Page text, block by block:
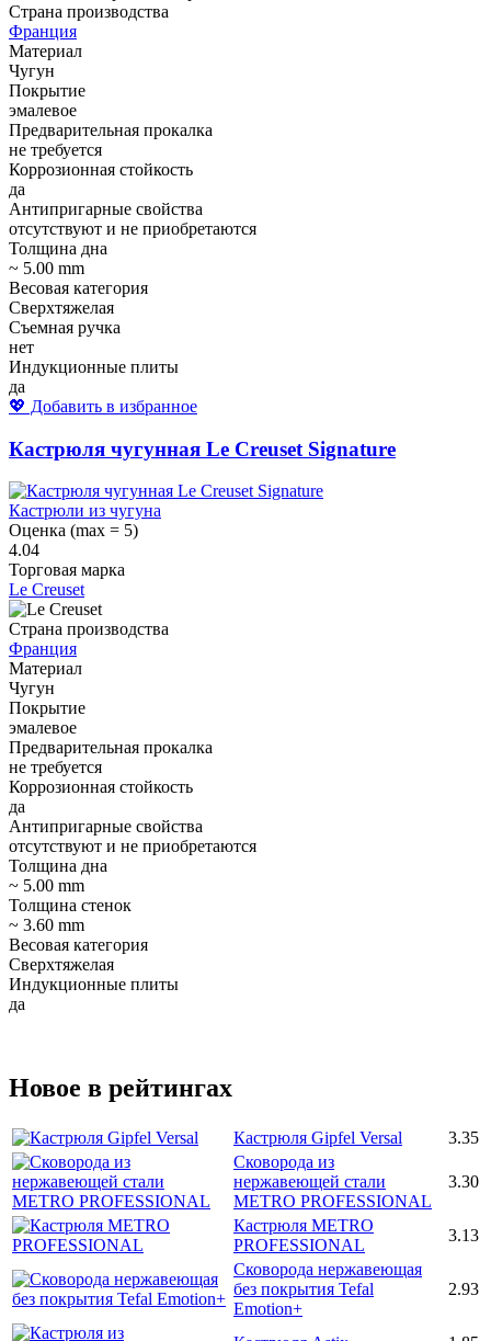
Страна производства
Франция
Материал
Чугун
Покрытие
эмалевое
Предварительная прокалка
не требуется
Коррозионная стойкость
да
Антипригарные свойства
отсутствуют и не приобретаются
Толщина дна
~ 5.00 mm
Весовая категория
Сверхтяжелая
Съемная ручка
нет
Индукционные плиты
да
💖 Добавить в избранное
Кастрюля чугунная Le Creuset Signature
Кастрюли из чугуна
Оценка (max = 5)
4.04
Торговая марка
Le Creuset
Страна производства
Франция
Материал
Чугун
Покрытие
эмалевое
Предварительная прокалка
не требуется
Коррозионная стойкость
да
Антипригарные свойства
отсутствуют и не приобретаются
Толщина дна
~ 5.00 mm
Толщина стенок
~ 3.60 mm
Весовая категория
Сверхтяжелая
Индукционные плиты
да
Новое в рейтингах
Кастрюля Gipfel Versal
3.35
Сковорода из
нержавеющей стали
METRO PROFESSIONAL
3.30
Кастрюля METRO
PROFESSIONAL
3.13
Сковорода нержавеющая
без покрытия Tefal
Emotion+
2.93